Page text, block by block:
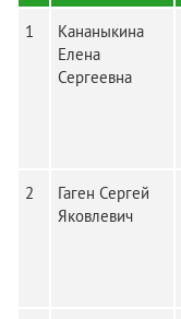
1
Кананыкина
Елена
Сергеевна
2
Гаген Сергей
Яковлевич